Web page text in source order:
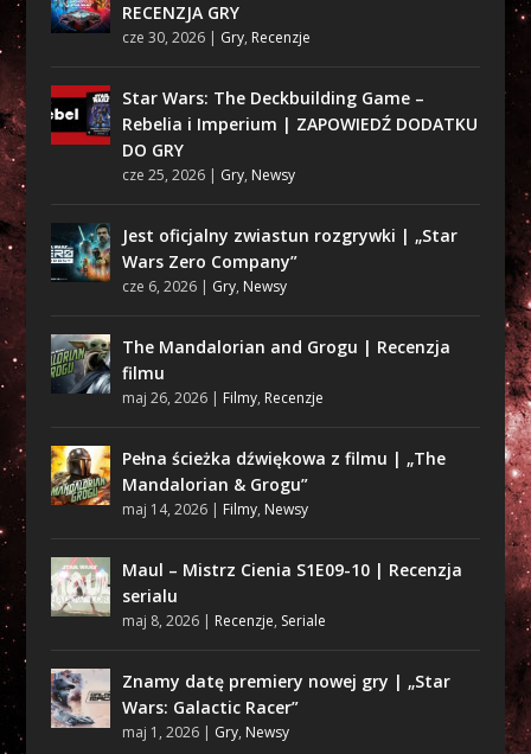
RECENZJA GRY
cze 30, 2026| Gry, Recenzje
Star Wars: The Deckbuilding Game –
Rebelia i Imperium | ZAPOWIEDŹ DODATKU
DO GRY
cze 25, 2026| Gry, Newsy
Jest oficjalny zwiastun rozgrywki | „Star
Wars Zero Company”
cze 6, 2026| Gry, Newsy
The Mandalorian and Grogu | Recenzja
filmu
maj 26, 2026| Filmy, Recenzje
Pełna ścieżka dźwiękowa z filmu | „The
Mandalorian & Grogu”
maj 14, 2026| Filmy, Newsy
Maul – Mistrz Cienia S1E09-10 | Recenzja
serialu
maj 8, 2026| Recenzje, Seriale
Znamy datę premiery nowej gry | „Star
Wars: Galactic Racer”
maj 1, 2026| Gry, Newsy